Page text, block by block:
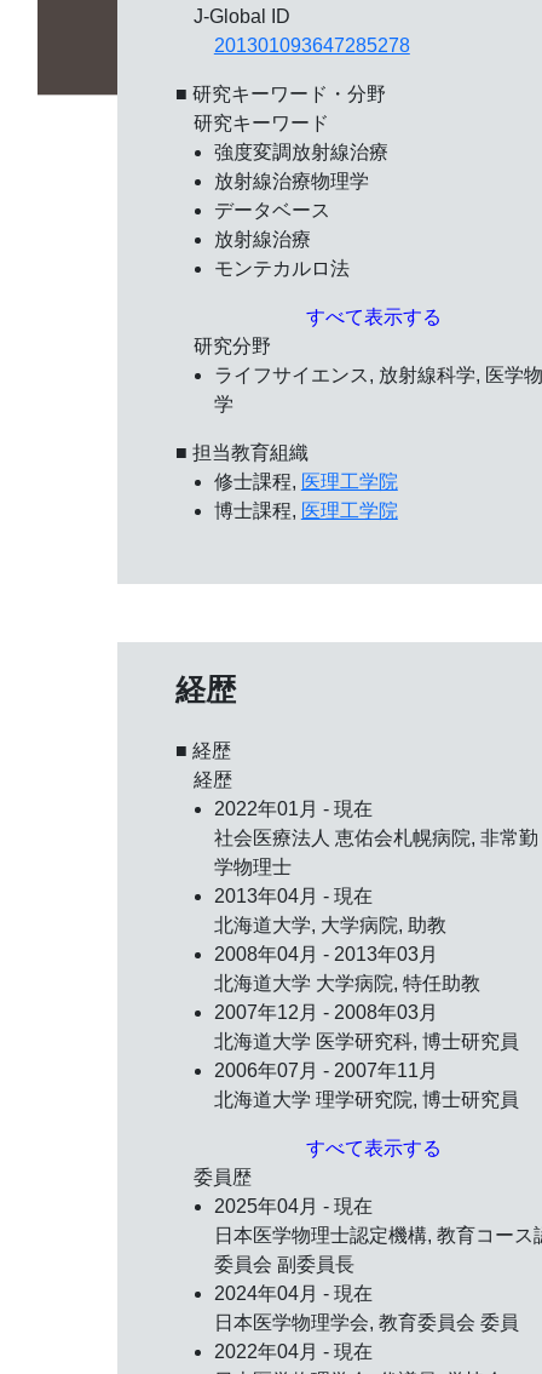
J-Global ID
201301093647285278
■ 研究キーワード・分野
研究キーワード
強度変調放射線治療
放射線治療物理学
データベース
放射線治療
モンテカルロ法
すべて表示する
研究分野
ライフサイエンス, 放射線科学, 医学
学
■ 担当教育組織
修士課程, 医理工学院
博士課程, 医理工学院
経歴
■ 経歴
経歴
2022年01月 - 現在
社会医療法人 恵佑会札幌病院, 非常勤
学物理士
2013年04月 - 現在
北海道大学, 大学病院, 助教
2008年04月 - 2013年03月
北海道大学 大学病院, 特任助教
2007年12月 - 2008年03月
北海道大学 医学研究科, 博士研究員
2006年07月 - 2007年11月
北海道大学 理学研究院, 博士研究員
すべて表示する
委員歴
2025年04月 - 現在
日本医学物理士認定機構, 教育コース
委員会 副委員長
2024年04月 - 現在
日本医学物理学会, 教育委員会 委員
2022年04月 - 現在